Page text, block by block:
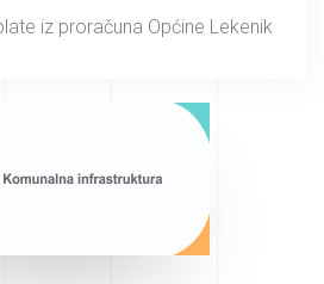
iz proračuna Općine Lekenik